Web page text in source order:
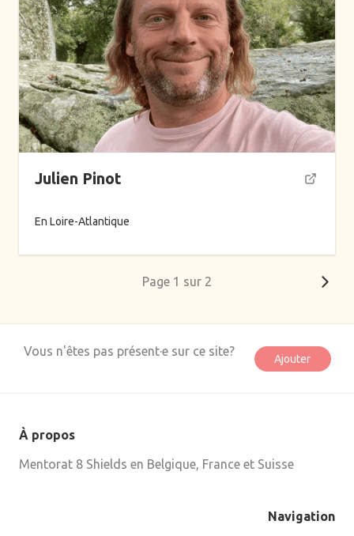
Julien Pinot
En Loire-Atlantique
Page 1 sur 2
Vous n'êtes pas présent·e sur ce site?
Ajouter
À propos
Mentorat 8 Shields en Belgique, France et Suisse
Navigation